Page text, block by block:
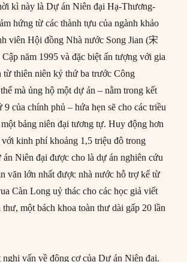
kì này là Dự án Niên đại Hạ-Thương-
hứng từ các thành tựu của ngành khảo
viên Hội đồng Nhà nước Song Jian (宋
năm 1995 và đặc biệt ấn tượng với gia
từ thiên niên kỷ thứ ba trước Công
mà ủng hộ một dự án – nằm trong kết
9 của chính phủ – hứa hẹn sẽ cho các triều
bảng niên đại tương tự. Huy động hơn
với kinh phí khoảng 1,5 triệu đô trong
Niên đại được cho là dự án nghiên cứu
văn lớn nhất được nhà nước hỗ trợ kể từ
Càn Long uỷ thác cho các học giả viết
một bách khoa toàn thư dài gấp 20 lần
vấn về động cơ của Dự án Niên đại.